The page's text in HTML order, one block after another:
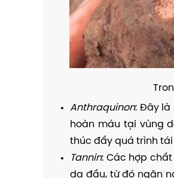
Anthraquinon: Đây là
hoàn máu tại vùng
thúc đẩy quá trình
Tannin: Các hợp
da đầu, từ đó ngăn